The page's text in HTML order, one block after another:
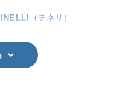
（チネリ）